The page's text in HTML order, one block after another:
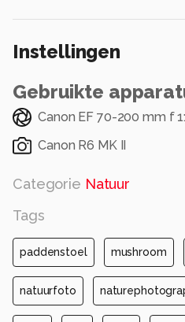
Instellingen
Gebruikte
Canon EF 70-200 mm f
Canon R6 MK II
Categorie Natuur
Tags
paddenstoel mushroom
natuurfoto